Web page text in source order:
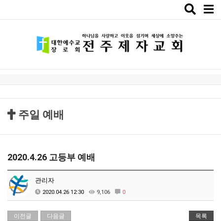
Toggle
주일 예배
2020.4.26 고등부 예배
관리자
2020.04.26 12:30 9,106 0
이전글 다음글 목록